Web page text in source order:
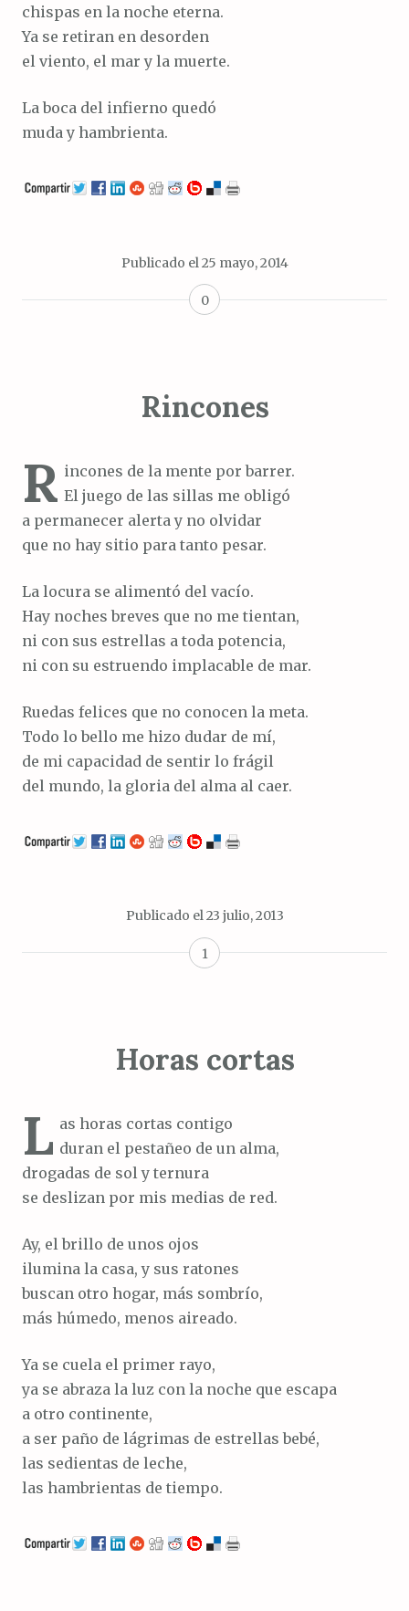
chispas en la noche eterna.
Ya se retiran en desorden
el viento, el mar y la muerte.
La boca del infierno quedó
muda y hambrienta.
Publicado el 25 mayo, 2014
0
Rincones
R incones de la mente por barrer.
El juego de las sillas me obligó
a permanecer alerta y no olvidar
que no hay sitio para tanto pesar.
La locura se alimentó del vacío.
Hay noches breves que no me tientan,
ni con sus estrellas a toda potencia,
ni con su estruendo implacable de mar.
Ruedas felices que no conocen la meta.
Todo lo bello me hizo dudar de mí,
de mi capacidad de sentir lo frágil
del mundo, la gloria del alma al caer.
Publicado el23 julio, 2013
1
Horas cortas
L as horas cortas contigo
duran el pestañeo de un alma,
drogadas de sol y ternura
se deslizan por mis medias de red.
Ay, el brillo de unos ojos
ilumina la casa, y sus ratones
buscan otro hogar, más sombrío,
más húmedo, menos aireado.
Ya se cuela el primer rayo,
ya se abraza la luz con la noche que escapa
a otro continente,
a ser paño de lágrimas de estrellas bebé,
las sedientas de leche,
las hambrientas de tiempo.